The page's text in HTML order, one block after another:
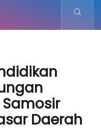
Samosir
Daerah